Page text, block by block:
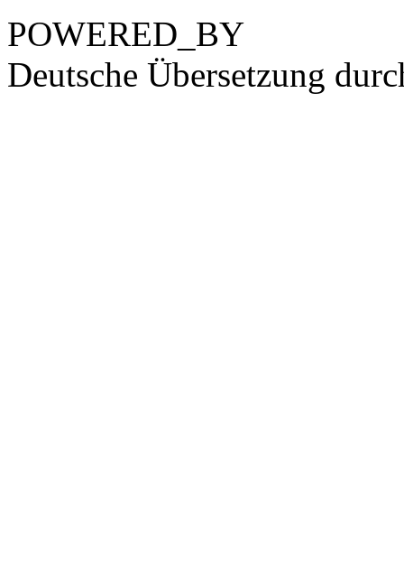
POWERED_BY
Deutsche Übersetzung